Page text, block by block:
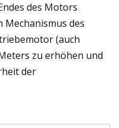
des Motors
des
(auch
zu erhöhen und
der